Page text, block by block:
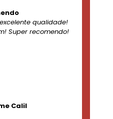
qualidade!
Super recomendo!
Calil